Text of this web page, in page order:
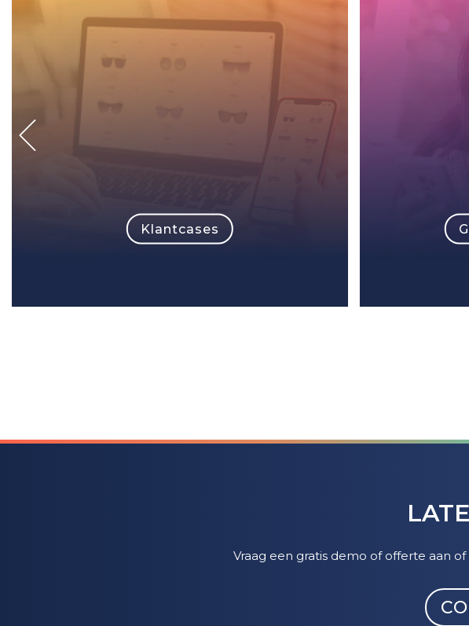
Klantcases
Vraag een gratis demo of offerte aan